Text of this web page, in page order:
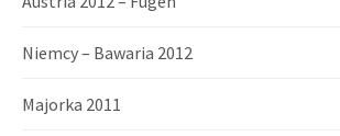
Niemcy – Bawaria 2012
Majorka 2011